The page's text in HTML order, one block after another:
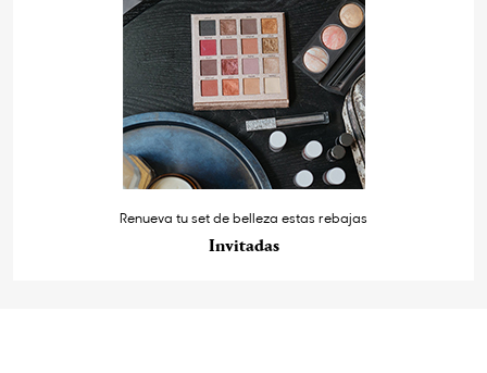
Renueva tu set de belleza estas rebajas
Invitadas